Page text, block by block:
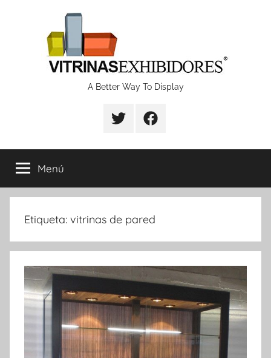
Proyectos
fabricación
de
vitrinas
y
exhibidores
A Better Way To Display
Menú
Etiqueta: vitrinas de pared